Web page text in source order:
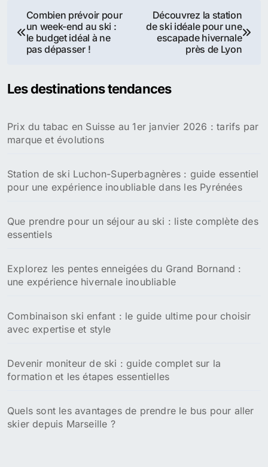
Navigation
de
Combien prévoir pour
un week-end au ski :
le budget idéal à ne
pas dépasser !
Découvrez la station
de ski idéale pour une
escapade hivernale
près de Lyon
Les destinations tendances
Prix du tabac en Suisse au 1er janvier 2026 : tarifs par
marque et évolutions
Station de ski Luchon-Superbagnères : guide essentiel
pour une expérience inoubliable dans les Pyrénées
Que prendre pour un séjour au ski : liste complète des
essentiels
Explorez les pentes enneigées du Grand Bornand :
une expérience hivernale inoubliable
Combinaison ski enfant : le guide ultime pour choisir
avec expertise et style
Devenir moniteur de ski : guide complet sur la
formation et les étapes essentielles
Quels sont les avantages de prendre le bus pour aller
skier depuis Marseille ?